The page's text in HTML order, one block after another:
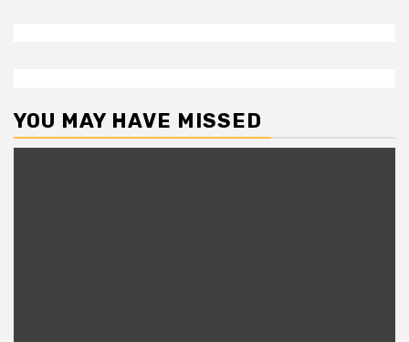
YOU MAY HAVE MISSED